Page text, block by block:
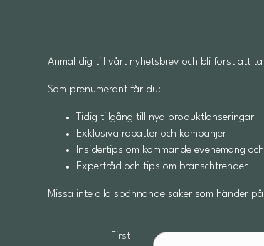
Anmäl dig till vårt nyhetsbrev och bli först att
Som prenumerant får du:
Tidig tillgång till nya produktlanseringar
Exklusiva rabatter och kampanjer
Insidertips om kommande evenemang
Expertråd och tips om branschtrender
Missa inte alla spännande saker som händer
First